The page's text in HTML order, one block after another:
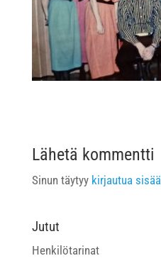
Lähetä kommentti
Sinun täytyy kirjautua
Jutut
Henkilötarinat